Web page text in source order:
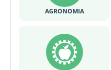
AGRONOMIA